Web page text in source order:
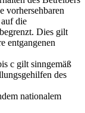
vorhersehbaren
die
Dies gilt
entgangenen
c gilt sinngemäß
des
nationalem